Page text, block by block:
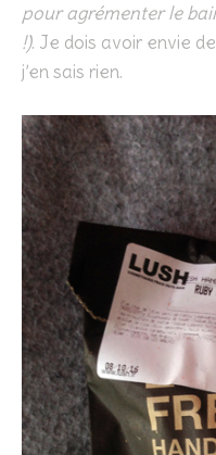
pour agrémenter le
!). Je dois avoir envie
j’en sais rien.